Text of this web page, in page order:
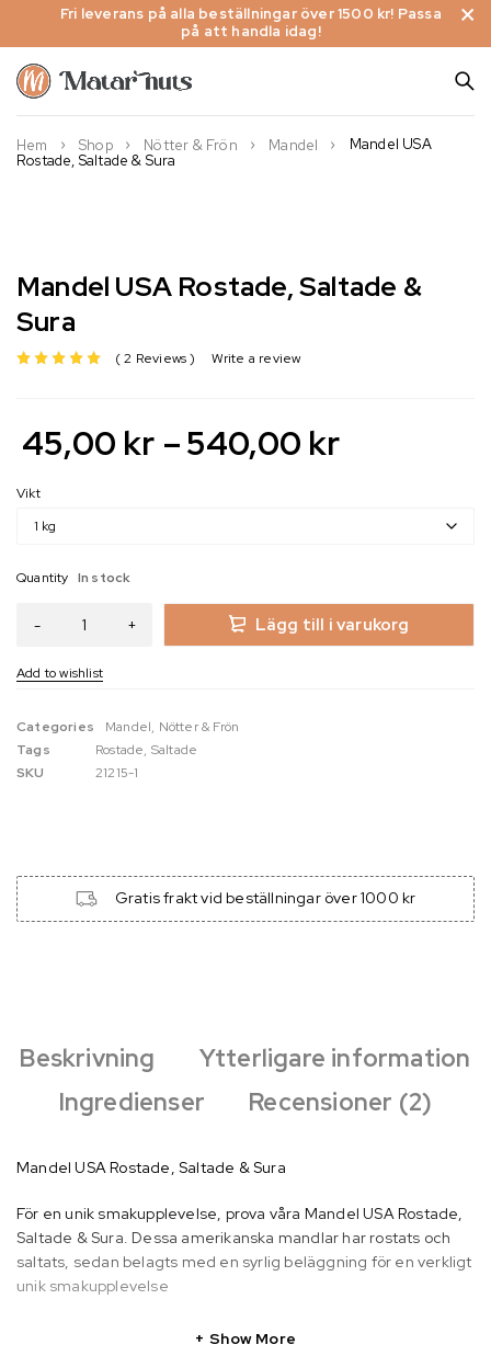
Fri leverans på alla beställningar över 1500 kr! Passa
på att handla idag!
Hem Shop Nötter & Frön Mandel
Mandel USA
Rostade, Saltade & Sura
Mandel USA Rostade, Saltade &
Sura
2 Reviews Write a review
45,00 kr –540,00 kr
Vikt
Quantity In stock
Lägg till i varukorg
Categories Mandel, Nötter & Frön
Tags
Rostade, Saltade
SKU
21215-1
Gratis frakt vid beställningar över 1000 kr
Beskrivning
Ytterligare information
Ingredienser
Recensioner (2)
Mandel USA Rostade, Saltade & Sura
För en unik smakupplevelse, prova våra Mandel USA Rostade,
Saltade & Sura. Dessa amerikanska mandlar har rostats och
saltats, sedan belagts med en syrlig beläggning för en verkligt
unik smakupplevelse
Show More